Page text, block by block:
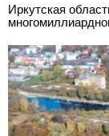
Иркутская